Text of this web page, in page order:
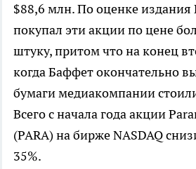
$88,6 млн. По оценке издания
покупал эти акции по цене
штуку, притом что на конец
когда Баффет окончательно
бумаги медиакомпании
Всего с начала года акции
(PARA) на бирже NASDAQ
35%.